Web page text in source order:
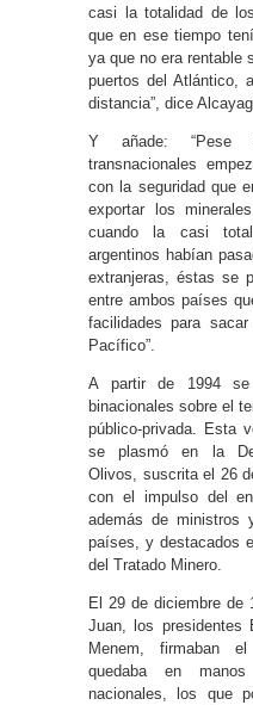
casi la totalidad de
que en ese tiempo
ya que no era rentable
puertos del Atlántico,
distancia”, dice
Y añade: “Pese
transnacionales
con la seguridad que
exportar los
cuando la casi
argentinos habían
extranjeras, éstas se
entre ambos países
facilidades para
Pacífico”.
A partir de 1994 se
binacionales sobre el
público-privada. Esta
se plasmó en la
Olivos, suscrita el 26
con el impulso del
además de ministros
países, y destacados
del Tratado Minero.
El 29 de diciembre de
Juan, los presidentes
Menem, firmaban
quedaba en
nacionales, los que